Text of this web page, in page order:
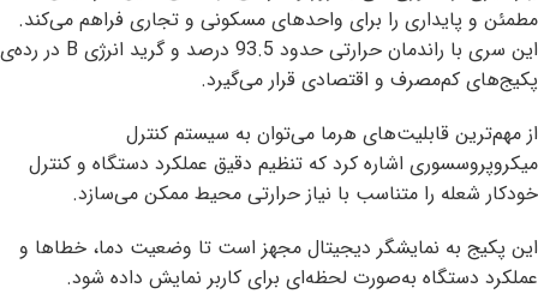
مطمئن و پایداری را برای واحدهای مسکونی و تجاری فراهم می‌کند.
این سری با راندمان حرارتی حدود 93.5 درصد و گرید انرژی B در رده‌ی
پکیج‌های کم‌مصرف و اقتصادی قرار می‌گیرد.
از مهم‌ترین قابلیت‌های هرما می‌توان به سیستم کنترل
میکروپروسسوری اشاره کرد که تنظیم دقیق عملکرد دستگاه و کنترل
خودکار شعله را متناسب با نیاز حرارتی محیط ممکن می‌سازد.
این پکیج به نمایشگر دیجیتال مجهز است تا وضعیت دما، خطاها و
عملکرد دستگاه به‌صورت لحظه‌ای برای کاربر نمایش داده شود.